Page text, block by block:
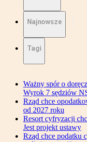
Najnowsze
Tagi
Ważny spór o
Wyrok 7 sędziów
Rząd chce
od 2027 roku
Resort cyfryzacji
Jest projekt ustawy
Rząd chce podatku